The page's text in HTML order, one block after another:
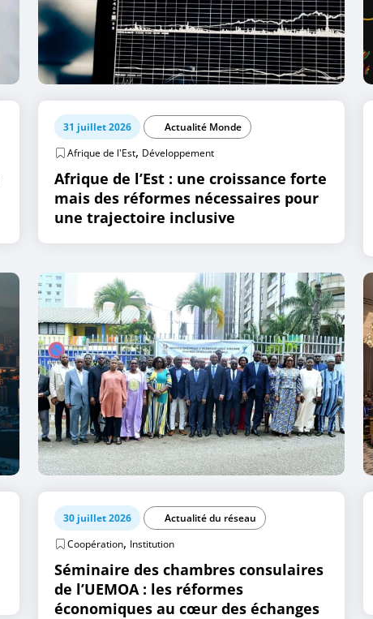
31 juillet 2026
Actualité Monde
Afrique de l'Est, Développement
Afrique de l’Est : une croissance forte
mais des réformes nécessaires pour
une trajectoire inclusive
30 juillet 2026
Actualité du réseau
Coopération, Institution
Séminaire des chambres consulaires
de l’UEMOA : les réformes
économiques au cœur des échanges